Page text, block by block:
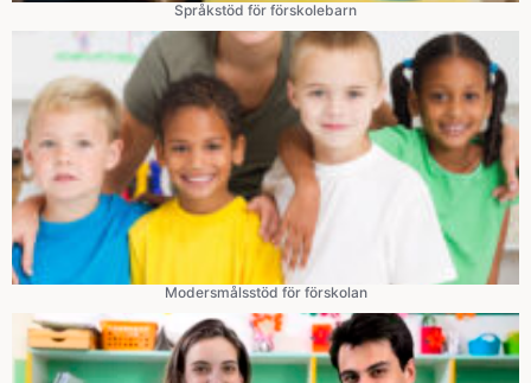
Språkstöd för förskolebarn
Modersmålsstöd för förskolan